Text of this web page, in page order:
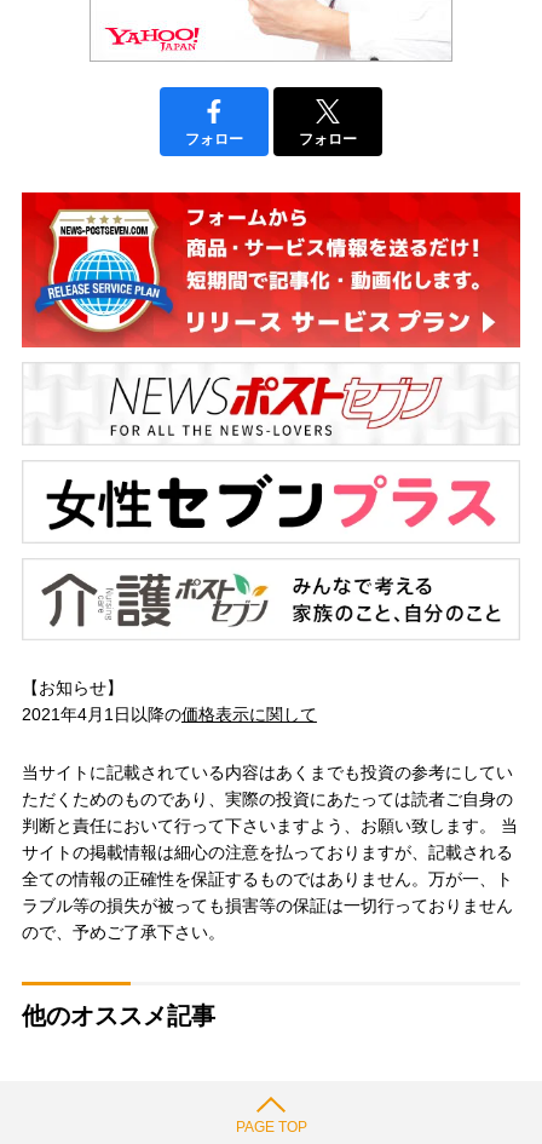
フォロー フォロー
【お知らせ】
2021年4月1日以降の価格表示に関して
当サイトに記載されている内容はあくまでも投資の参考にしてい
ただくためのものであり、実際の投資にあたっては読者ご自身の
判断と責任において行って下さいますよう、お願い致します。 当
サイトの掲載情報は細心の注意を払っておりますが、記載される
全ての情報の正確性を保証するものではありません。万が一、ト
ラブル等の損失が被っても損害等の保証は一切行っておりません
ので、予めご了承下さい。
他のオススメ記事
PAGE TOP